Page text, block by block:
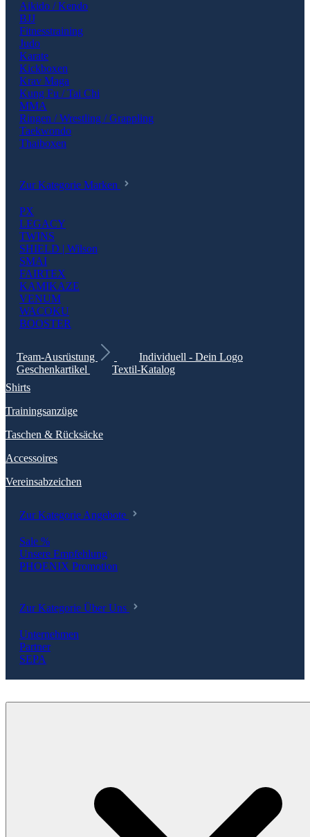
Aikido / Kendo
BJJ
Fitnesstraining
Judo
Karate
Kickboxen
Krav Maga
Kung Fu / Tai Chi
MMA
Ringen / Wrestling / Grappling
Taekwondo
Thaiboxen
Zur Kategorie Marken
PX
LEGACY
TWINS
SHIELD | Wilson
SMAI
FAIRTEX
KAMIKAZE
VENUM
WACOKU
BOOSTER
Team-Ausrüstung
Individuell - Dein Logo
Geschenkartikel
Textil-Katalog
Shirts
Trainingsanzüge
Taschen & Rücksäcke
Accessoires
Vereinsabzeichen
Zur Kategorie Angebote
Sale %
Unsere Empfehlung
PHOENIX Promotion
Zur Kategorie Über Uns
Unternehmen
Partner
SEPA